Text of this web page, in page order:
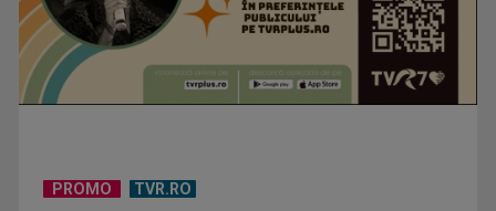
A trăi și a moșteni: moștenirea, între „gura lumii” și propria